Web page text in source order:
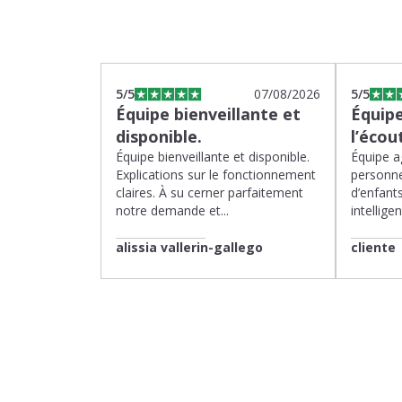
5/5 07/08/2026
Équipe bienveillante et
disponible.
Équipe bienveillante et disponible.
Explications sur le fonctionnement
claires. À su cerner parfaitement
notre demande et...
alissia vallerin-gallego
5/5
Équipe
cliente